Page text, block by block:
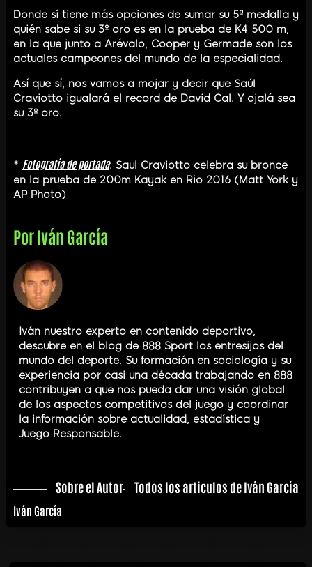
Donde sí tiene más opciones de sumar su 5ª medalla y
quién sabe si su 3º oro es en la prueba de K4 500 m,
en la que junto a Arévalo, Cooper y Germade son los
actuales campeones del mundo de la especialidad.
Así que sí, nos vamos a mojar y decir que Saúl
Craviotto igualará el record de David Cal. Y ojalá sea
su 3º oro.
* Fotografía de portada: Saul Craviotto celebra su bronce
en la prueba de 200m Kayak en Rio 2016 (Matt York y
AP Photo)
PorIván García
Iván nuestro experto en contenido deportivo,
descubre en el blog de 888 Sport los entresijos del
mundo del deporte. Su formación en sociología y su
experiencia por casi una década trabajando en 888
contribuyen a que nos pueda dar una visión global
de los aspectos competitivos del juego y coordinar
la información sobre actualidad, estadística y
Juego Responsable.
Sobre el Autor Todos los articulos de Iván García
Iván García